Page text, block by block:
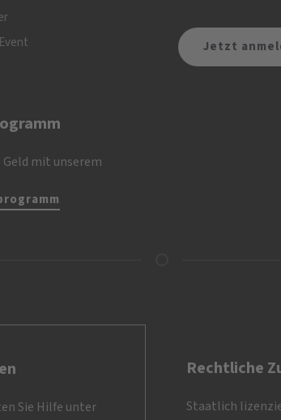
Geld mit unserem
Sie Hilfe unter
Rechtliche
Staatlich